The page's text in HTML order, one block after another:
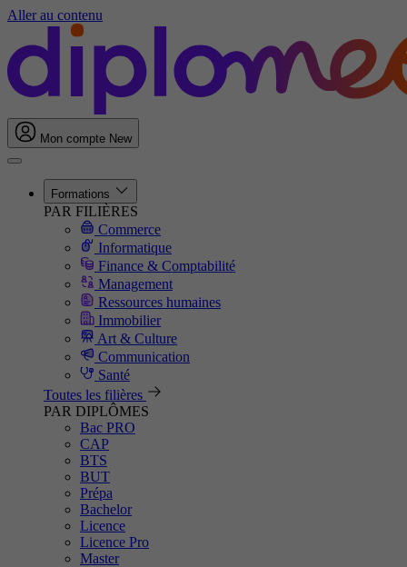
Aller au contenu
Mon compte New
Formations
PAR FILIÈRES
Commerce
Informatique
Finance & Comptabilité
Management
Ressources humaines
Immobilier
Art & Culture
Communication
Santé
Toutes les filières
PAR DIPLÔMES
Bac PRO
CAP
BTS
BUT
Prépa
Bachelor
Licence
Licence Pro
Master